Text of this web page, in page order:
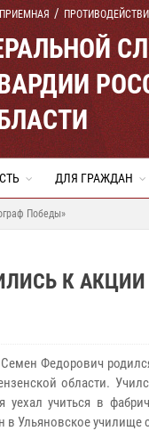
ДЛЯ ГРАЖДАН
Победы»
К
Федорович
области.
уехал учиться в
в Ульяновское училище